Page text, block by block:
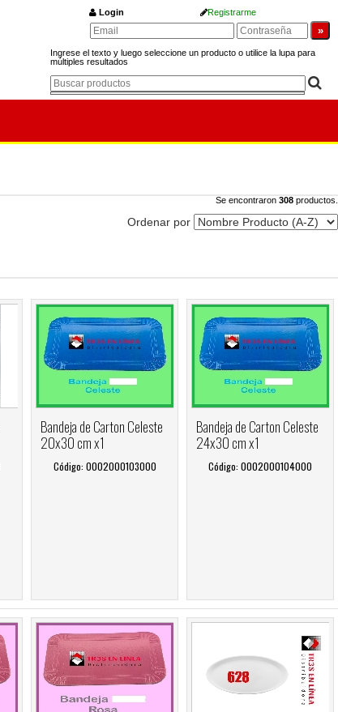
Ingrese el texto y luego seleccione un producto o utilice la lupa para
múltiples resultados
Login Registrarme
Se encontraron 308 productos.
Ordenar por
Bandeja de Carton Celeste
20x30 cm x1
Código: 0002000103000
Bandeja de Carton Celeste
24x30 cm x1
Código: 0002000104000